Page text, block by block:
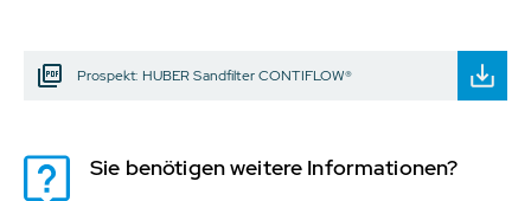
Prospekt: HUBER Sandfilter CONTIFLOW®
Sie benötigen weitere Informationen?